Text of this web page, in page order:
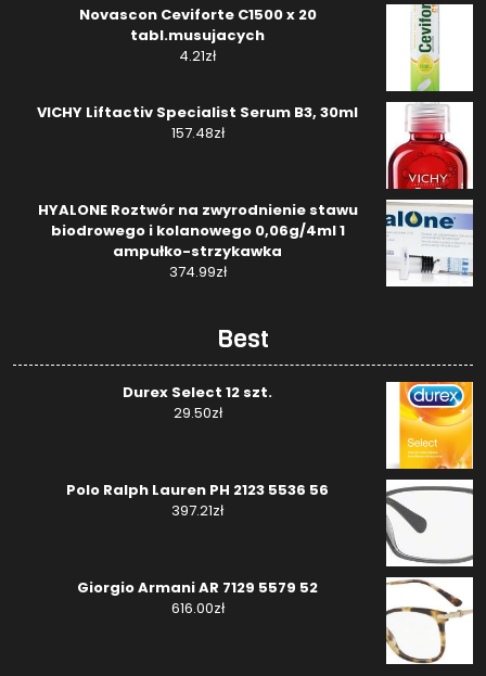
Novascon Ceviforte C1500 x 20
tabl.musujacych
4.21zł
VICHY Liftactiv Specialist Serum B3, 30ml
157.48zł
HYALONE Roztwór na zwyrodnienie stawu
biodrowego i kolanowego 0,06g/4ml 1
ampułko-strzykawka
374.99zł
Best
Durex Select 12 szt.
29.50zł
Polo Ralph Lauren PH 2123 5536 56
397.21zł
Giorgio Armani AR 7129 5579 52
616.00zł